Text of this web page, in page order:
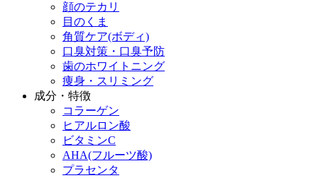
顔のテカリ
目のくま
角質ケア(ボディ)
口臭対策・口臭予防
歯のホワイトニング
痩身・スリミング
成分・特徴
コラーゲン
ヒアルロン酸
ビタミンC
AHA(フルーツ酸)
プラセンタ